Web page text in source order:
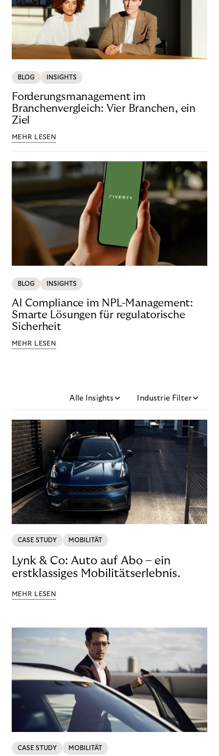
BLOG INSIGHTS
Forderungsmanagement im
Branchenvergleich: Vier Branchen, ein
Ziel
MEHR LESEN
BLOG INSIGHTS
AI Compliance im NPL-Management:
Smarte Lösungen für regulatorische
Sicherheit
MEHR LESEN
Alle Insights Industrie Filter
CASE STUDY MOBILITÄT
Lynk & Co: Auto auf Abo – ein
erstklassiges Mobilitätserlebnis.
MEHR LESEN
CASE STUDY MOBILITÄT